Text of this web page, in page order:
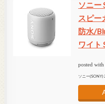
ソニー
スピー
防水/
ワイト
posted with
ソニー